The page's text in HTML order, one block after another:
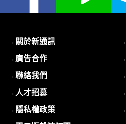
→關於新通訊
→廣告合作
→聯絡我們
→人才招募
→隱私權政策
→
→
→
→
→